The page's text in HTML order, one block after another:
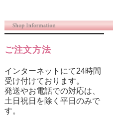
ご注文方法
インターネットにて24時間
受け付けております。
発送やお電話での対応は、
土日祝日を除く平日のみで
す。